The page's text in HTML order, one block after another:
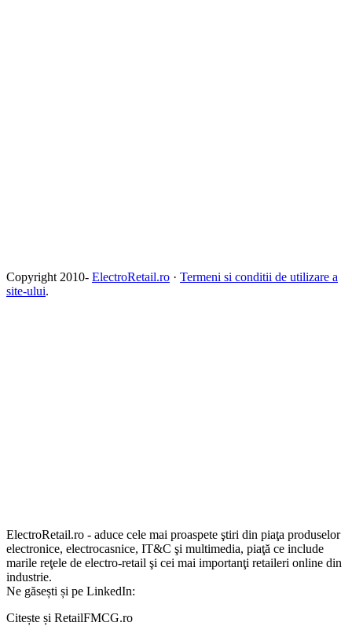
Copyright 2010- ElectroRetail.ro · Termeni si conditii de utilizare a
site-ului.
ElectroRetail.ro - aduce cele mai proaspete ştiri din piaţa produselor
electronice, electrocasnice, IT&C şi multimedia, piaţă ce include
marile reţele de electro-retail şi cei mai importanţi retaileri online din
industrie.
Ne găsești și pe LinkedIn:
Citește și RetailFMCG.ro